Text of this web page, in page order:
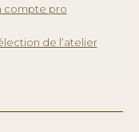
compte pro
de l’atelier